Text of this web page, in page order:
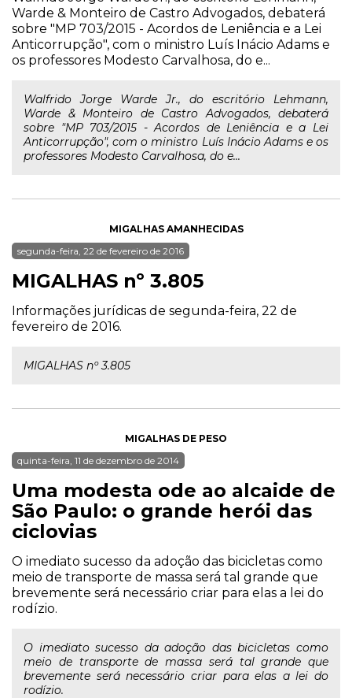
Warde & Monteiro de Castro Advogados, debaterá
sobre "MP 703/2015 - Acordos de Leniência e a Lei
Anticorrupção", com o ministro Luís Inácio Adams e
os professores Modesto Carvalhosa, do e...
Walfrido Jorge Warde Jr., do escritório Lehmann,
Warde & Monteiro de Castro Advogados, debaterá
sobre "MP 703/2015 - Acordos de Leniência e a Lei
Anticorrupção", com o ministro Luís Inácio Adams e os
professores Modesto Carvalhosa, do e...
MIGALHAS AMANHECIDAS
segunda-feira, 22 de fevereiro de 2016
MIGALHAS nº 3.805
Informações jurídicas de segunda-feira, 22 de
fevereiro de 2016.
MIGALHAS nº 3.805
MIGALHAS DE PESO
quinta-feira, 11 de dezembro de 2014
Uma modesta ode ao alcaide de
São Paulo: o grande herói das
ciclovias
O imediato sucesso da adoção das bicicletas como
meio de transporte de massa será tal grande que
brevemente será necessário criar para elas a lei do
rodízio.
O imediato sucesso da adoção das bicicletas como
meio de transporte de massa será tal grande que
brevemente será necessário criar para elas a lei do
rodízio.